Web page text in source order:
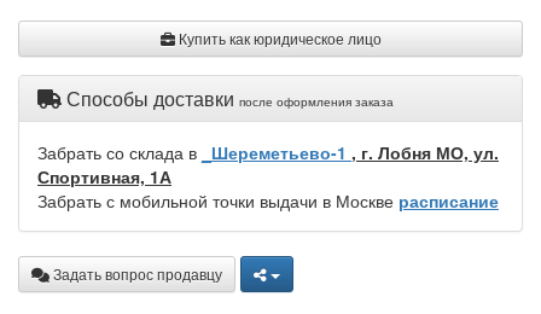
Купить как юридическое лицо
Способы доставки после оформления заказа
Забрать со склада в _Шереметьево-1 , г. Лобня МО, ул.
Спортивная, 1А
Забрать с мобильной точки выдачи в Москве расписание
Задать вопрос продавцу